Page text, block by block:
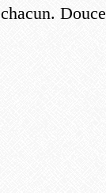
chacun.